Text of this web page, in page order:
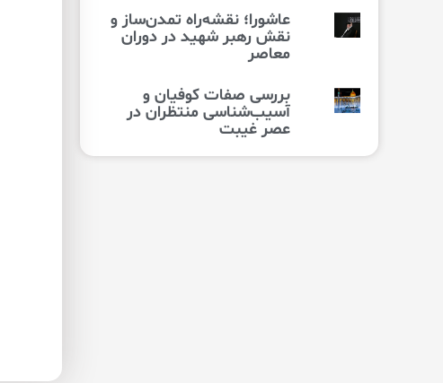
عاشورا؛ نقشه‌راه تمدن‌ساز و
نقش رهبر شهید در دوران
معاصر
بررسی صفات کوفیان و
آسیب‌شناسی منتظران در
عصر غیبت